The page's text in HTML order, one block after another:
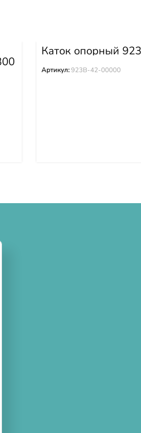
Каток опорный
42-00000
Артикул:923B-42-00000